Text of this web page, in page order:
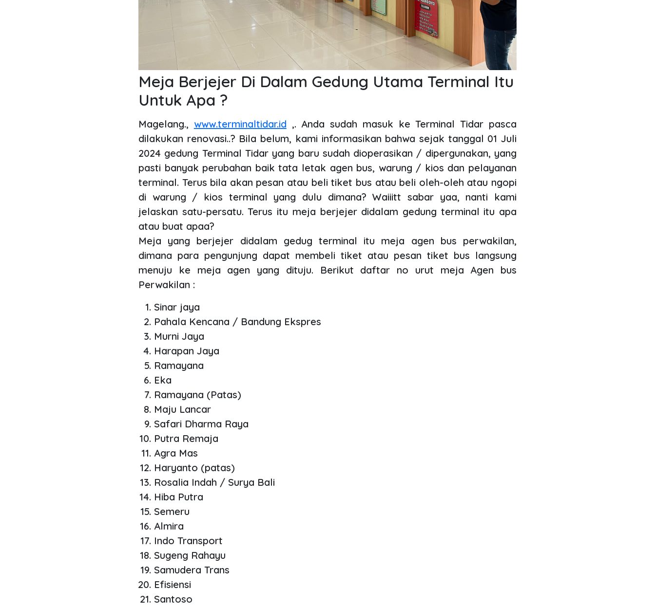
Meja Berjejer Di Dalam Gedung Utama Terminal Itu
Untuk Apa ?
Magelang., www.terminaltidar.id ,. Anda sudah masuk ke Terminal Tidar pasca
dilakukan renovasi..? Bila belum, kami informasikan bahwa sejak tanggal 01 Juli
2024 gedung Terminal Tidar yang baru sudah dioperasikan / dipergunakan, yang
pasti banyak perubahan baik tata letak agen bus, warung / kios dan pelayanan
terminal. Terus bila akan pesan atau beli tiket bus atau beli oleh-oleh atau ngopi
di warung / kios terminal yang dulu dimana? Waiiitt sabar yaa, nanti kami
jelaskan satu-persatu. Terus itu meja berjejer didalam gedung terminal itu apa
atau buat apaa?
Meja yang berjejer didalam gedug terminal itu meja agen bus perwakilan,
dimana para pengunjung dapat membeli tiket atau pesan tiket bus langsung
menuju ke meja agen yang dituju. Berikut daftar no urut meja Agen bus
Perwakilan :
Sinar jaya
Pahala Kencana / Bandung Ekspres
Murni Jaya
Harapan Jaya
Ramayana
Eka
Ramayana (Patas)
Maju Lancar
Safari Dharma Raya
Putra Remaja
Agra Mas
Haryanto (patas)
Rosalia Indah / Surya Bali
Hiba Putra
Semeru
Almira
Indo Transport
Sugeng Rahayu
Samudera Trans
Efisiensi
Santoso